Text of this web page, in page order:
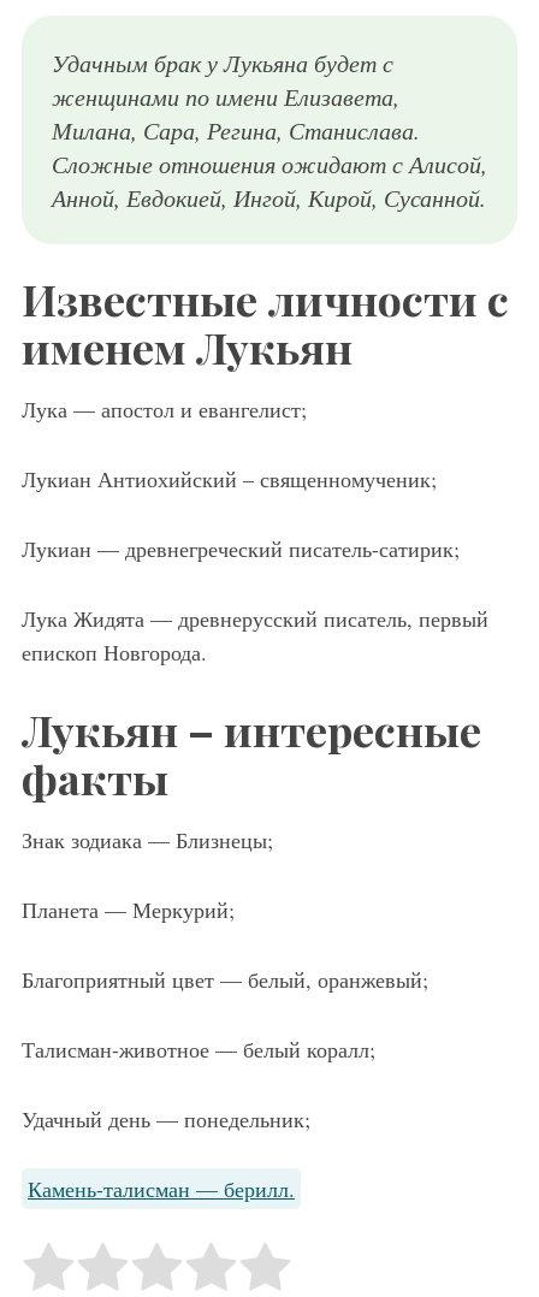
Удачным брак у Лукьяна будет с
женщинами по имени Елизавета,
Милана, Сара, Регина, Станислава.
Сложные отношения ожидают с Алисой,
Анной, Евдокией, Ингой, Кирой, Сусанной.
Известные личности с
именем Лукьян
Лука — апостол и евангелист;
Лукиан Антиохийский – священномученик;
Лукиан — древнегреческий писатель-сатирик;
Лука Жидята — древнерусский писатель, первый
епископ Новгорода.
Лукьян – интересные
факты
Знак зодиака — Близнецы;
Планета — Меркурий;
Благоприятный цвет — белый, оранжевый;
Талисман-животное — белый коралл;
Удачный день — понедельник;
Камень-талисман — берилл.
Rate this item: Submit Rating